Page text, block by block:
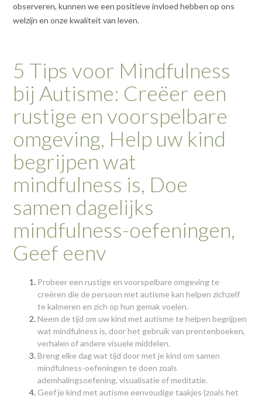
observeren, kunnen we een positieve invloed hebben op ons
welzijn en onze kwaliteit van leven.
5 Tips voor Mindfulness
bij Autisme: Creëer een
rustige en voorspelbare
omgeving, Help uw kind
begrijpen wat
mindfulness is, Doe
samen dagelijks
mindfulness-oefeningen,
Geef eenv
Probeer een rustige en voorspelbare omgeving te
creëren die de persoon met autisme kan helpen zichzelf
te kalmeren en zich op hun gemak voelen.
Neem de tijd om uw kind met autisme te helpen begrijpen
wat mindfulness is, door het gebruik van prentenboeken,
verhalen of andere visuele middelen.
Breng elke dag wat tijd door met je kind om samen
mindfulness-oefeningen te doen zoals
ademhalingsoefening, visualisatie of meditatie.
Geef je kind met autisme eenvoudige taakjes (zoals het